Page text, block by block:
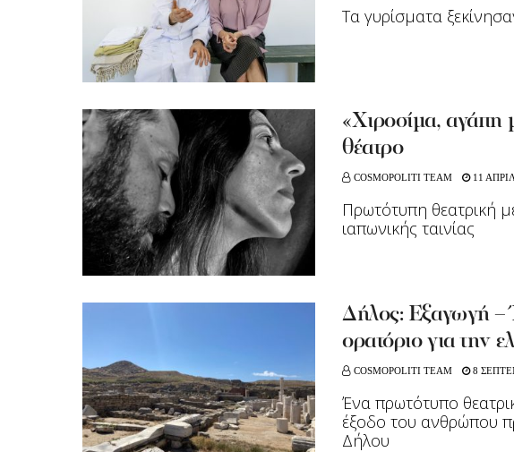
Τα γυρίσματα
«Χιροσίμα, αγάπη
θέατρο
COSMOPOLITI TEAM 11
Πρωτότυπη θεατρική
ιαπωνικής ταινίας
Δήλος: Εξαγωγή –
ορατόριο για την
COSMOPOLITI TEAM 8
Ένα πρωτότυπο
έξοδο του ανθρώπου
Δήλου